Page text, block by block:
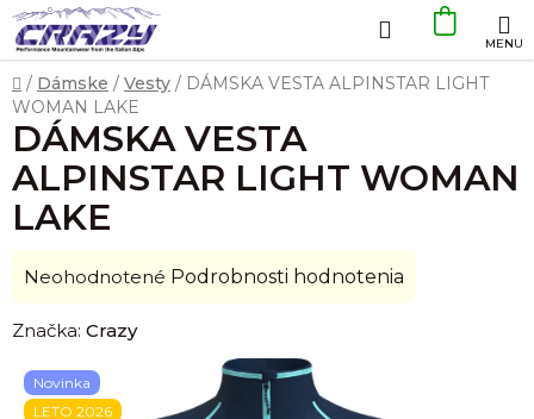
Prejsť
na
obsah
Hľadať
KOŠÍK
Domov
/ Dámske / Vesty / DÁMSKA VESTA ALPINSTAR LIGHT
WOMAN LAKE
DÁMSKA VESTA
ALPINSTAR LIGHT WOMAN
LAKE
Priemerné
produktu
0,0
Neohodnotené Podrobnosti hodnotenia
Značka: Crazy
Novinka
LETO 2026